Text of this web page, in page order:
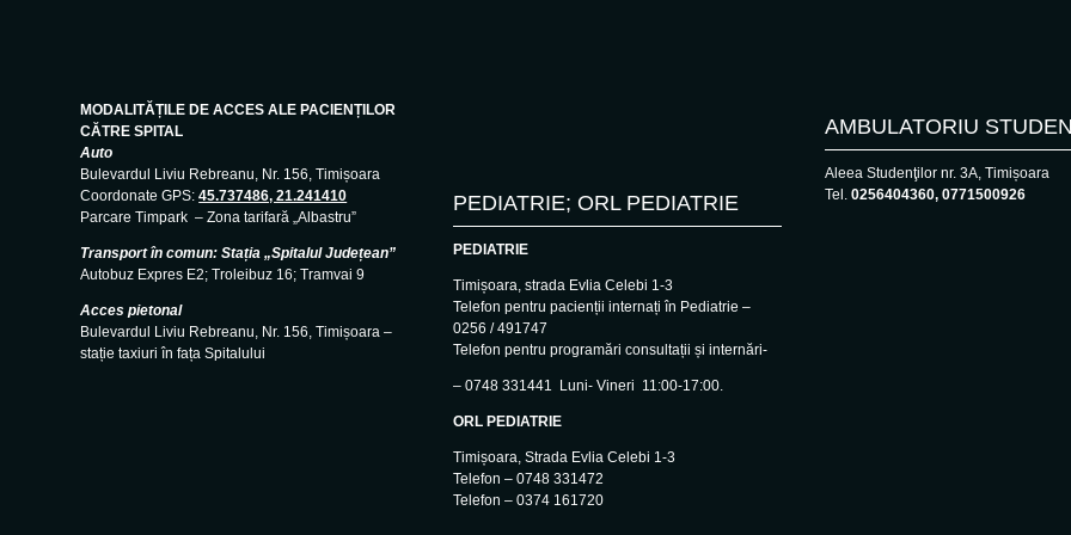
MODALITĂȚILE DE ACCES ALE PACIENȚILOR
CĂTRE SPITAL
Auto
Bulevardul Liviu Rebreanu, Nr. 156, Timișoara
Coordonate GPS:45.737486, 21.241410
Parcare Timpark – Zona tarifară „Albastru”
Transport în comun: Stația „Spitalul Județean”
Autobuz Expres E2; Troleibuz 16; Tramvai 9
Acces pietonal
Bulevardul Liviu Rebreanu, Nr. 156, Timișoara –
stație taxiuri în fața Spitalului
PEDIATRIE; ORL PEDIATRIE
PEDIATRIE
Timișoara, strada Evlia Celebi 1-3
Telefon pentru pacienții internați în Pediatrie –
0256 / 491747
Telefon pentru programări consultații și internări-
– 0748 331441 Luni- Vineri 11:00-17:00.
ORL PEDIATRIE
Timișoara, Strada Evlia Celebi 1-3
Telefon – 0748 331472
Telefon – 0374 161720
AMBULATORIU
Aleea Studenţilor nr. 3A, Timișoara
Tel.0256404360, 0771500926